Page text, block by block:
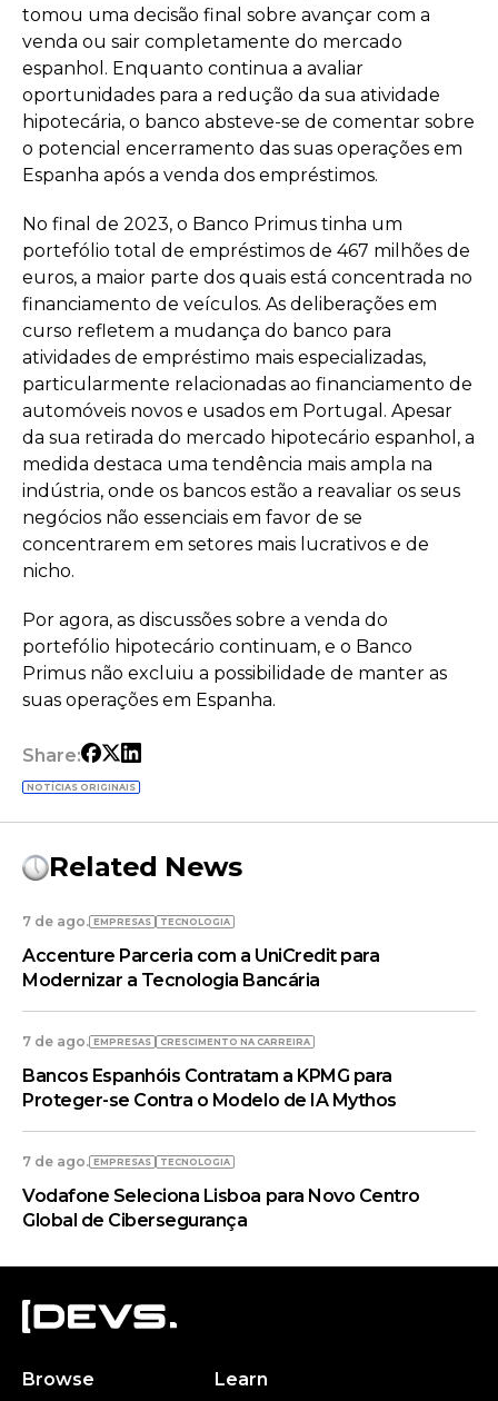
tomou uma decisão final sobre avançar com a
venda ou sair completamente do mercado
espanhol. Enquanto continua a avaliar
oportunidades para a redução da sua atividade
hipotecária, o banco absteve-se de comentar sobre
o potencial encerramento das suas operações em
Espanha após a venda dos empréstimos.
No final de 2023, o Banco Primus tinha um
portefólio total de empréstimos de 467 milhões de
euros, a maior parte dos quais está concentrada no
financiamento de veículos. As deliberações em
curso refletem a mudança do banco para
atividades de empréstimo mais especializadas,
particularmente relacionadas ao financiamento de
automóveis novos e usados em Portugal. Apesar
da sua retirada do mercado hipotecário espanhol, a
medida destaca uma tendência mais ampla na
indústria, onde os bancos estão a reavaliar os seus
negócios não essenciais em favor de se
concentrarem em setores mais lucrativos e de
nicho.
Por agora, as discussões sobre a venda do
portefólio hipotecário continuam, e o Banco
Primus não excluiu a possibilidade de manter as
suas operações em Espanha.
Share:
NOTÍCIAS ORIGINAIS
Related News
7 de ago. EMPRESAS TECNOLOGIA
Accenture Parceria com a UniCredit para
Modernizar a Tecnologia Bancária
7 de ago. EMPRESAS CRESCIMENTO NA CARREIRA
Bancos Espanhóis Contratam a KPMG para
Proteger-se Contra o Modelo de IA Mythos
7 de ago. EMPRESAS TECNOLOGIA
Vodafone Seleciona Lisboa para Novo Centro
Global de Cibersegurança
Browse Learn